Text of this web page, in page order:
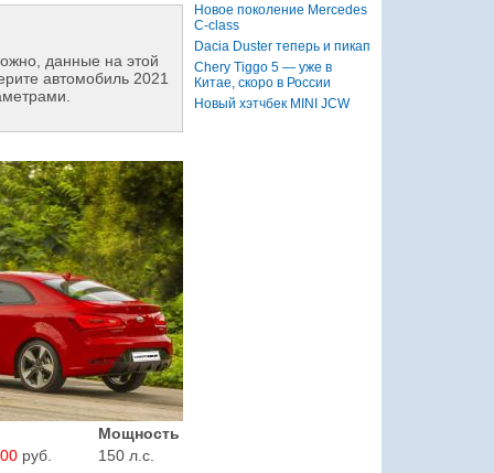
данные на этой
автомобиль 2021
Мощность
руб. 150 л.с.
Новое поколение Mercedes
C-class
Dacia Duster теперь и пикап
Chery Tiggo 5 — уже в
Китае, скоро в России
Новый хэтчбек MINI JCW